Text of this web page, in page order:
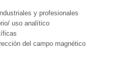
y profesionales
uso analítico
del campo magnético